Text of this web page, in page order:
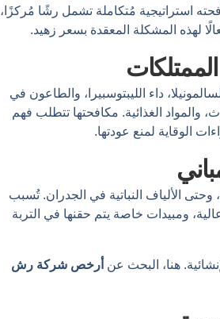
استراتيجية مُتكاملة تشمل رشًا مُركزًا،
لهذه المشكلة المعقدة بسعر زهيد.
داء الليبتوسبيرا، والطاعون في
والمواد الغذائية. مكافحتها تتطلب فهم
الوقاية لمنع عودتها.
الألياف النباتية في الجدران. تُسبب
ومبيدات خاصة يتم حقنها في التربة
هنا، البحث عن أرخص شركة رش